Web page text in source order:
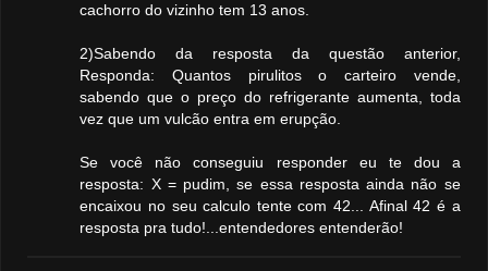
cachorro do vizinho tem 13 anos.
2)Sabendo da resposta da questão anterior,
Responda: Quantos pirulitos o carteiro vende,
sabendo que o preço do refrigerante aumenta, toda
vez que um vulcão entra em erupção.
Se você não conseguiu responder eu te dou a
resposta: X = pudim, se essa resposta ainda não se
encaixou no seu calculo tente com 42... Afinal 42 é a
resposta pra tudo!...entendedores entenderão!